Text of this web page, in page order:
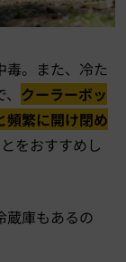
毒。また、冷た
クーラーボッ
頻繁に開け閉め
をおすすめし
蔵庫もあるの